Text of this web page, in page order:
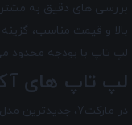
بررسی‌ های دقیق به
بالا و قیمت مناسب،
لپ تاپ با بودجه محدود
لپ تاپ های